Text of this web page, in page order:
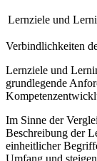
Lernziele und
Verbindlichkeiten
Lernziele und
grundlegende
Im Sinne der
Beschreibung der
einheitlicher